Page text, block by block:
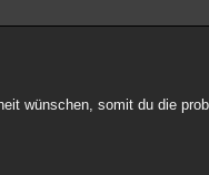
wünschen, somit du die